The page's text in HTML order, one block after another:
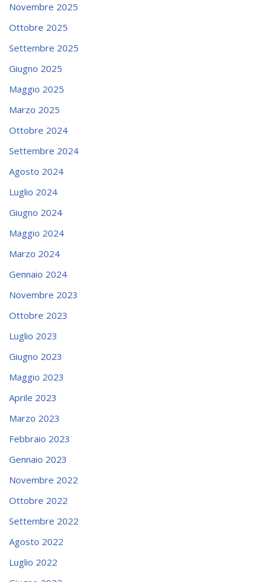
Novembre 2025
Ottobre 2025
Settembre 2025
Giugno 2025
Maggio 2025
Marzo 2025
Ottobre 2024
Settembre 2024
Agosto 2024
Luglio 2024
Giugno 2024
Maggio 2024
Marzo 2024
Gennaio 2024
Novembre 2023
Ottobre 2023
Luglio 2023
Giugno 2023
Maggio 2023
Aprile 2023
Marzo 2023
Febbraio 2023
Gennaio 2023
Novembre 2022
Ottobre 2022
Settembre 2022
Agosto 2022
Luglio 2022